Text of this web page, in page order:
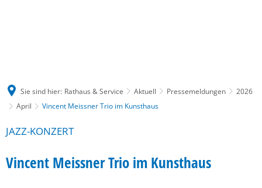
Sie sind hier: Rathaus & Service Aktuell Pressemeldungen
2026
April
Vincent Meissner Trio im Kunsthaus
JAZZ-KONZERT
Vincent Meissner Trio im Kunsthaus